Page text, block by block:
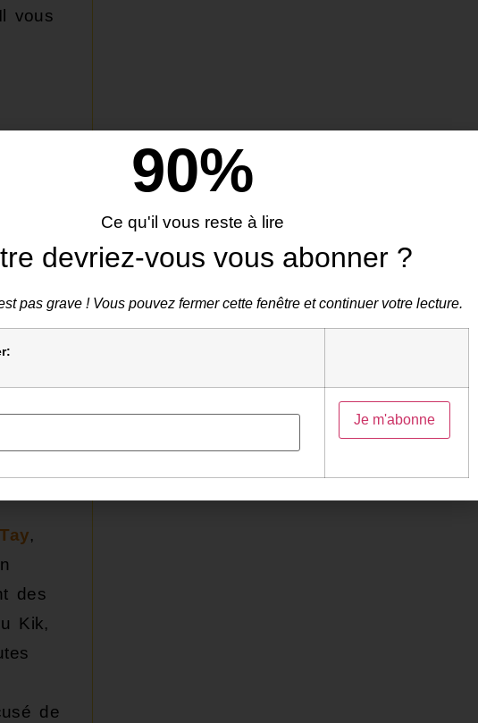
vous
son
ne
la
,
des
Kik,
de
Ce qu'il vous reste à lire
90%
devriez-vous vous abonner ?
pas grave ! Vous pouvez fermer cette fenêtre et continuer votre lecture.